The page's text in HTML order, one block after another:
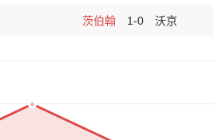
茨伯翰 1-0 沃京